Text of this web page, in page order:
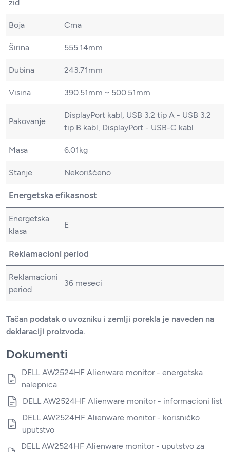
zid
Boja Crna
Širina 555.14mm
Dubina 243.71mm
Visina 390.51mm ~ 500.51mm
Pakovanje
DisplayPort kabl, USB 3.2 tip A - USB 3.2
tip B kabl, DisplayPort - USB-C kabl
Masa 6.01kg
Stanje Nekorišćeno
Energetska efikasnost
Energetska
klasa
E
Reklamacioni period
Reklamacioni
period
36 meseci
Tačan podatak o uvozniku i zemlji porekla je naveden na
deklaraciji proizvoda.
Dokumenti
DELL AW2524HF Alienware monitor - energetska
nalepnica
DELL AW2524HF Alienware monitor - informacioni list
DELL AW2524HF Alienware monitor - korisničko
uputstvo
DELL AW2524HF Alienware monitor - uputstvo za